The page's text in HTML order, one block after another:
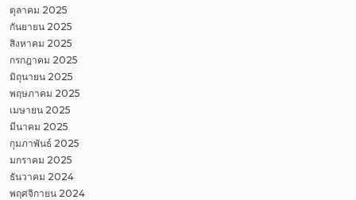
ตุลาคม 2025
กันยายน 2025
สิงหาคม 2025
กรกฎาคม 2025
มิถุนายน 2025
พฤษภาคม 2025
เมษายน 2025
มีนาคม 2025
กุมภาพันธ์ 2025
มกราคม 2025
ธันวาคม 2024
พฤศจิกายน 2024